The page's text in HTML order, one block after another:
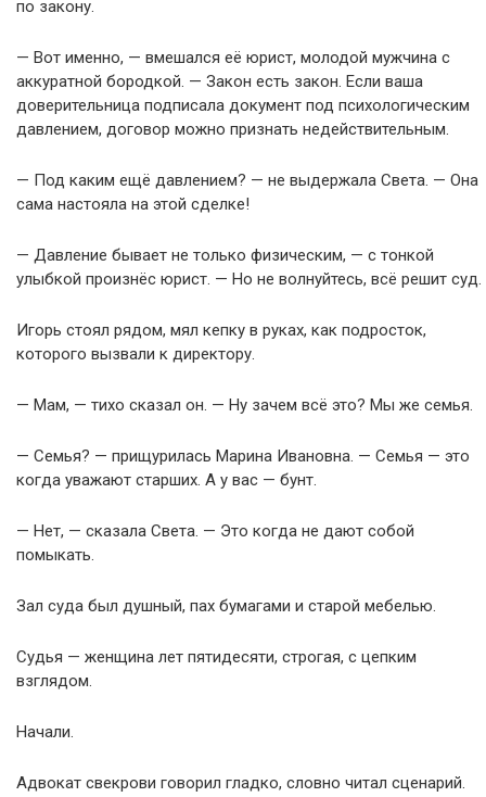
по закону.
— Вот именно, — вмешался её юрист, молодой мужчина с
аккуратной бородкой. — Закон есть закон. Если ваша
доверительница подписала документ под психологическим
давлением, договор можно признать недействительным.
— Под каким ещё давлением? — не выдержала Света. — Она
сама настояла на этой сделке!
— Давление бывает не только физическим, — с тонкой
улыбкой произнёс юрист. — Но не волнуйтесь, всё решит суд.
Игорь стоял рядом, мял кепку в руках, как подросток,
которого вызвали к директору.
— Мам, — тихо сказал он. — Ну зачем всё это? Мы же семья.
— Семья? — прищурилась Марина Ивановна. — Семья — это
когда уважают старших. А у вас — бунт.
— Нет, — сказала Света. — Это когда не дают собой
помыкать.
Зал суда был душный, пах бумагами и старой мебелью.
Судья — женщина лет пятидесяти, строгая, с цепким
взглядом.
Начали.
Адвокат свекрови говорил гладко, словно читал сценарий.